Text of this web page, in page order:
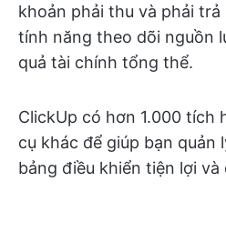
khoản phải thu và phải trả
tính năng theo dõi nguồn
quả tài chính tổng thể.
ClickUp có hơn 1.000 tích
cụ khác để giúp bạn
bảng điều khiển tiện lợi